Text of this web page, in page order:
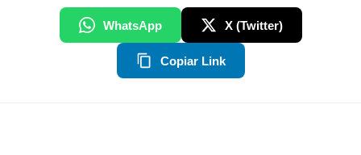
WhatsApp X (Twitter)
Copiar Link